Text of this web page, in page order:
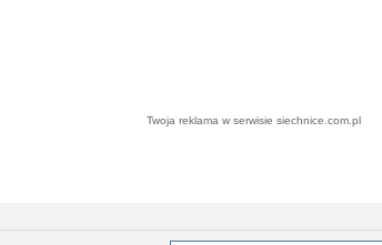
Twoja reklama w serwisie siechnice.com.pl